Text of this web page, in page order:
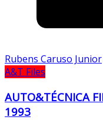
Rubens Caruso Junior
A&T Files
AUTO&TÉCNICA
1993